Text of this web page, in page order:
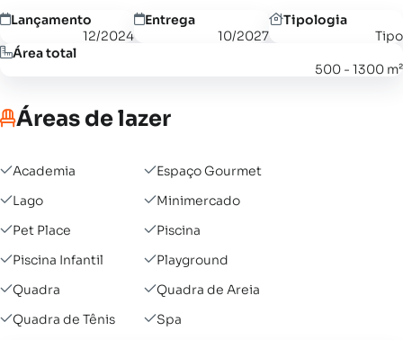
Lançamento
12/2024
Entrega
10/2027
Tipologia
Tipo
Área total
500 - 1300 m²
Áreas de lazer
Academia
Espaço Gourmet
Lago
Minimercado
Pet Place
Piscina
Piscina Infantil
Playground
Quadra
Quadra de Areia
Quadra de Tênis
Spa